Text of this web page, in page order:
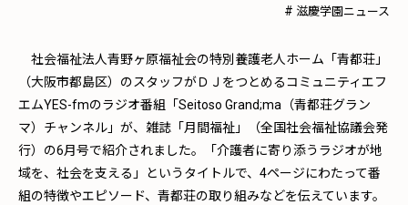
# 滋慶学園ニュース
社会福祉法人青野ヶ原福祉会の特別養護老人ホーム「青都荘」
（大阪市都島区）のスタッフがＤＪをつとめるコミュニティエフ
エムYES-fmのラジオ番組「Seitoso Grand;ma（青都荘グラン
マ）チャンネル」が、雑誌「月間福祉」（全国社会福祉協議会発
行）の6月号で紹介されました。「介護者に寄り添うラジオが地
域を、社会を支える」というタイトルで、4ページにわたって番
組の特徴やエピソード、青都荘の取り組みなどを伝えています。